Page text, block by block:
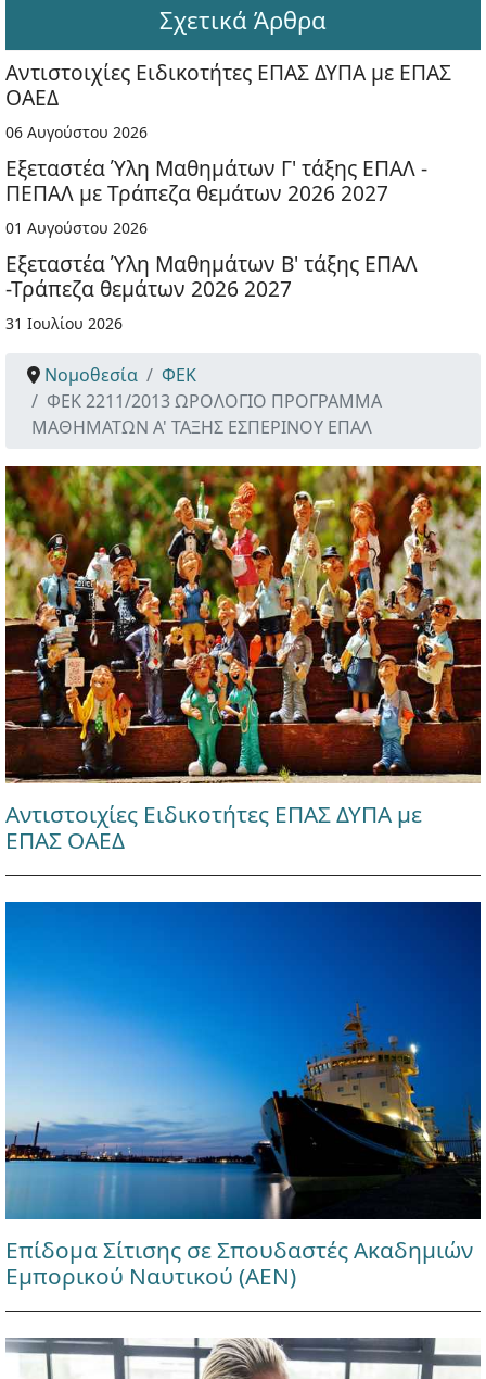
Σχετικά Άρθρα
Αντιστοιχίες Ειδικοτήτες ΕΠΑΣ ΔΥΠΑ με ΕΠΑΣ
ΟΑΕΔ
06 Αυγούστου 2026
Εξεταστέα Ύλη Μαθημάτων Γ' τάξης ΕΠΑΛ -
ΠΕΠΑΛ με Τράπεζα θεμάτων 2026 2027
01 Αυγούστου 2026
Εξεταστέα Ύλη Μαθημάτων Β' τάξης ΕΠΑΛ
-Τράπεζα θεμάτων 2026 2027
31 Ιουλίου 2026
Νομοθεσία
ΦΕΚ
ΦΕΚ 2211/2013 ΩΡΟΛΟΓΙΟ ΠΡΟΓΡΑΜΜΑ
ΜΑΘΗΜΑΤΩΝ Α' ΤΑΞΗΣ ΕΣΠΕΡΙΝΟΥ ΕΠΑΛ
Αντιστοιχίες Ειδικοτήτες ΕΠΑΣ ΔΥΠΑ με
ΕΠΑΣ ΟΑΕΔ
Επίδομα Σίτισης σε Σπουδαστές Ακαδημιών
Εμπορικού Ναυτικού (ΑΕΝ)